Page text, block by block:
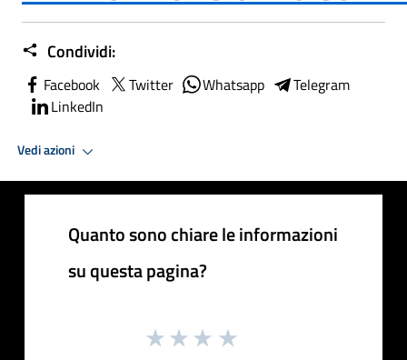
Condividi:
Facebook Twitter Whatsapp
Telegram
LinkedIn
Vedi azioni
Quanto sono chiare le informazioni
su questa pagina?